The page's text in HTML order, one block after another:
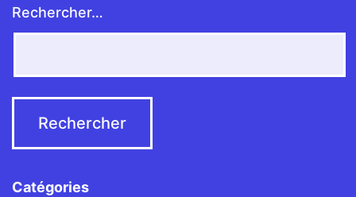
Rechercher…
Catégories